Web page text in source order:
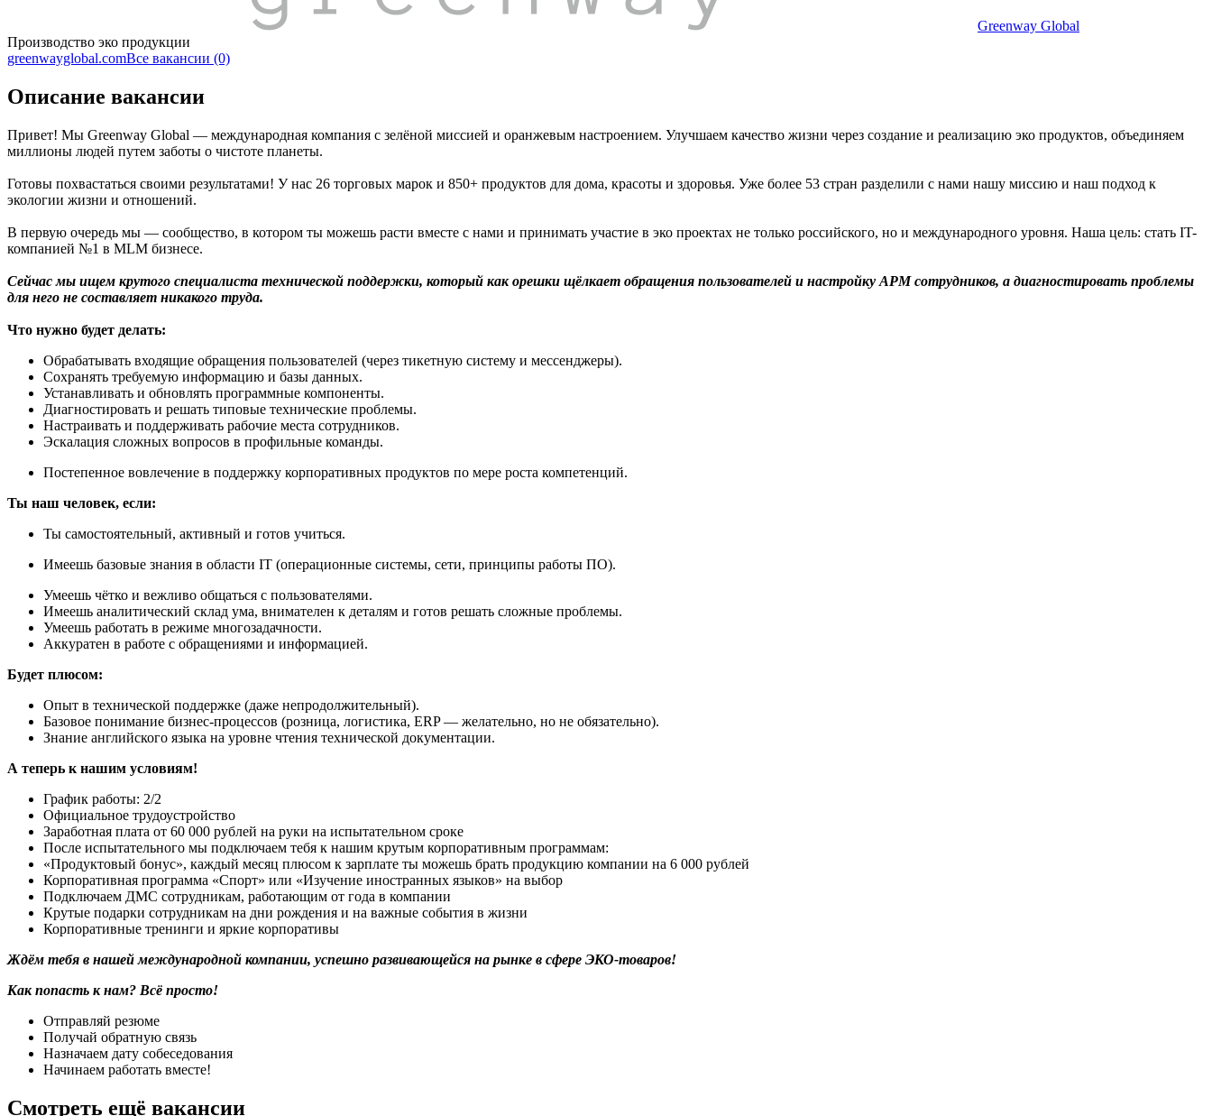
Greenway Global
Производство эко продукции
greenwayglobal.comВсе вакансии (0)
Описание вакансии
Привет! Мы Greenway Global — международная компания с зелёной миссией и оранжевым настроением. Улучшаем качество жизни через создание и реализацию эко продуктов, объединяем
миллионы людей путем заботы о чистоте планеты.
Готовы похвастаться своими результатами! У нас 26 торговых марок и 850+ продуктов для дома, красоты и здоровья. Уже более 53 стран разделили с нами нашу миссию и наш подход к
экологии жизни и отношений.
В первую очередь мы — сообщество, в котором ты можешь расти вместе с нами и принимать участие в эко проектах не только российского, но и международного уровня. Наша цель: стать IT-
компанией №1 в MLM бизнесе.
Сейчас мы ищем крутого специалиста технической поддержки, который как орешки щёлкает обращения пользователей и настройку APM сотрудников, а диагностировать проблемы
для него не составляет никакого труда.
Что нужно будет делать:
Обрабатывать входящие обращения пользователей (через тикетную систему и мессенджеры).
Сохранять требуемую информацию и базы данных.
Устанавливать и обновлять программные компоненты.
Диагностировать и решать типовые технические проблемы.
Настраивать и поддерживать рабочие места сотрудников.
Эскалация сложных вопросов в профильные команды.
Постепенное вовлечение в поддержку корпоративных продуктов по мере роста компетенций.
Ты наш человек, если:
Ты самостоятельный, активный и готов учиться.
Имеешь базовые знания в области IT (операционные системы, сети, принципы работы ПО).
Умеешь чётко и вежливо общаться с пользователями.
Имеешь аналитический склад ума, внимателен к деталям и готов решать сложные проблемы.
Умеешь работать в режиме многозадачности.
Аккуратен в работе с обращениями и информацией.
Будет плюсом:
Опыт в технической поддержке (даже непродолжительный).
Базовое понимание бизнес-процессов (розница, логистика, ERP — желательно, но не обязательно).
Знание английского языка на уровне чтения технической документации.
А теперь к нашим условиям!
График работы: 2/2
Официальное трудоустройство
Заработная плата от 60 000 рублей на руки на испытательном сроке
После испытательного мы подключаем тебя к нашим крутым корпоративным программам:
«Продуктовый бонус», каждый месяц плюсом к зарплате ты можешь брать продукцию компании на 6 000 рублей
Корпоративная программа «Спорт» или «Изучение иностранных языков» на выбор
Подключаем ДМС сотрудникам, работающим от года в компании
Крутые подарки сотрудникам на дни рождения и на важные события в жизни
Корпоративные тренинги и яркие корпоративы
Ждём тебя в нашей международной компании, успешно развивающейся на рынке в сфере ЭКО-товаров!
Как попасть к нам? Всё просто!
Отправляй резюме
Получай обратную связь
Назначаем дату собеседования
Начинаем работать вместе!
Смотреть ещё вакансии